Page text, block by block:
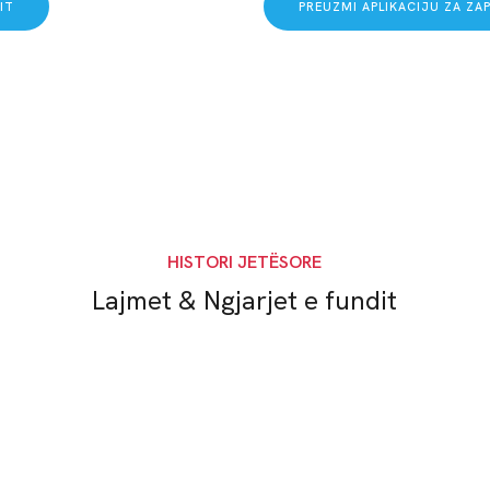
PREUZMI APLIKACIJU ZA
HISTORI JETËSORE
Lajmet & Ngjarjet e fundit